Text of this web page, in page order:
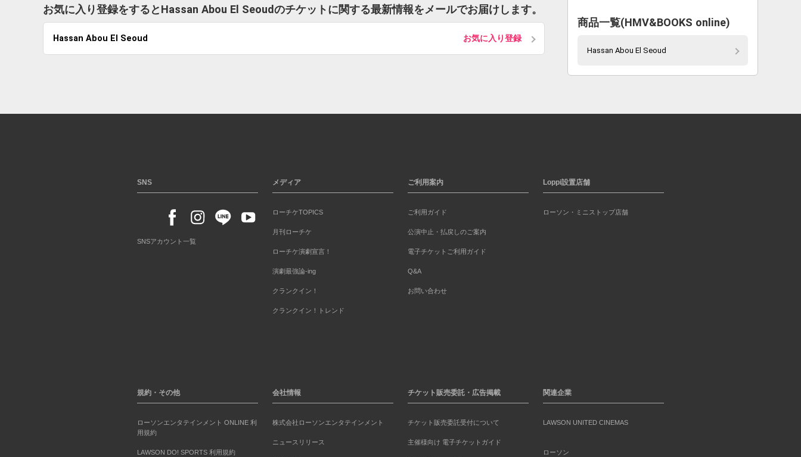
お気に入り登録をするとHassan Abou El Seoudのチケットに関する最新情報をメールでお届けします。
Hassan Abou El Seoud お気に入り登録
商品一覧(HMV&BOOKS online)
Hassan Abou El Seoud
SNS
SNSアカウント一覧
メディア
ローチケTOPICS
月刊ローチケ
ローチケ演劇宣言！
演劇最強論-ing
クランクイン！
クランクイン！トレンド
ご利用案内
ご利用ガイド
公演中止・払戻しのご案内
電子チケットご利用ガイド
Q&A
お問い合わせ
Loppi設置店舗
ローソン・ミニストップ店舗
規約・その他
ローソンエンタテインメント ONLINE 利
用規約
LAWSON DO! SPORTS 利用規約
会社情報
株式会社ローソンエンタテインメント
ニュースリリース
チケット販売委託・広告掲載
チケット販売委託受付について
主催様向け 電子チケットガイド
関連企業
LAWSON UNITED CINEMAS
ローソン